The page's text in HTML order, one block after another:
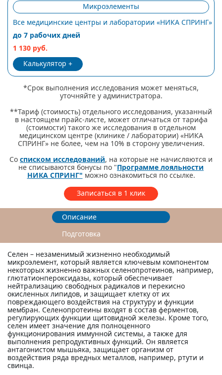
Микроэлементы
Все медицинские центры и лаборатории «НИКА СПРИНГ»
до 7 рабочих дней
1 130 руб.
Калькулятор
*Срок выполнения исследования может меняться,
уточняйте у администратора.
**Тариф (стоимость) отдельного исследования, указанный
в настоящем прайс-листе, может отличаться от тарифа
(стоимости) такого же исследования в отдельном
медицинском центре (клинике / лаборатории) «НИКА
СПРИНГ» не более, чем на 10% в сторону увеличения.
Со списком исследований, на которые не начисляются и
не списываются бонусы по "Программе лояльности
НИКА СПРИНГ" можно ознакомиться по ссылке.
Записаться в 1 клик
Описание
Подготовка
Селен – незаменимый жизненно необходимый
микроэлемент, который является ключевым компонентом
некоторых жизненно важных селенопротеинов, например,
глютатионпероксидазы, который обеспечивает
нейтрализацию свободных радикалов и перекисно
окисленных липидов, и защищает клетку от их
повреждающего воздействия на структуру и функции
мембран. Селенопротеины входят в состав ферментов,
регулирующих функции щитовидной железы. Кроме того,
селен имеет значение для полноценного
функционирования иммунной системы, а также для
выполнения репродуктивных функций. Он является
антагонистом мышьяка, защищает организм от
воздействия ряда вредных металлов, например, ртути и
свинца.